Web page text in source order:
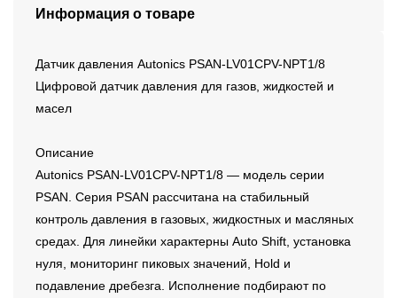
Информация о товаре
Датчик давления Autonics PSAN-LV01CPV-NPT1/8
Цифровой датчик давления для газов, жидкостей и
масел
Описание
Autonics PSAN-LV01CPV-NPT1/8 — модель серии
PSAN. Серия PSAN рассчитана на стабильный
контроль давления в газовых, жидкостных и масляных
средах. Для линейки характерны Auto Shift, установка
нуля, мониторинг пиковых значений, Hold и
подавление дребезга. Исполнение подбирают по